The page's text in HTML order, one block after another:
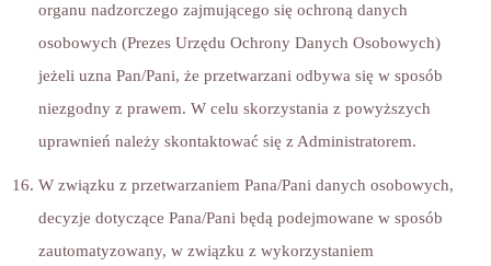
organu nadzorczego zajmującego się ochroną danych
osobowych (Prezes Urzędu Ochrony Danych Osobowych)
jeżeli uzna Pan/Pani, że przetwarzani odbywa się w sposób
niezgodny z prawem. W celu skorzystania z powyższych
uprawnień należy skontaktować się z Administratorem.
W związku z przetwarzaniem Pana/Pani danych osobowych,
decyzje dotyczące Pana/Pani będą podejmowane w sposób
zautomatyzowany, w związku z wykorzystaniem